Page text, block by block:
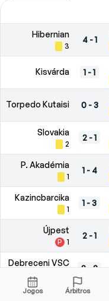
Hibernian
3
4-1
Kisvárda 1 -1
Torpedo Kutaisi 0-3
Slovakia
2
2 -1
P. Akadémia
1
1- 4
Kazincbarcika
1
1 -3
Újpest
P 1
2 -1
Debreceni VSC
2 2
ZTE
Jogos Árbitros